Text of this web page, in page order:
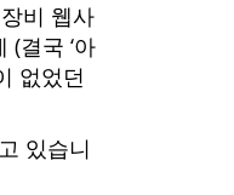
비 웹사
(결국 아
없었던
있습니